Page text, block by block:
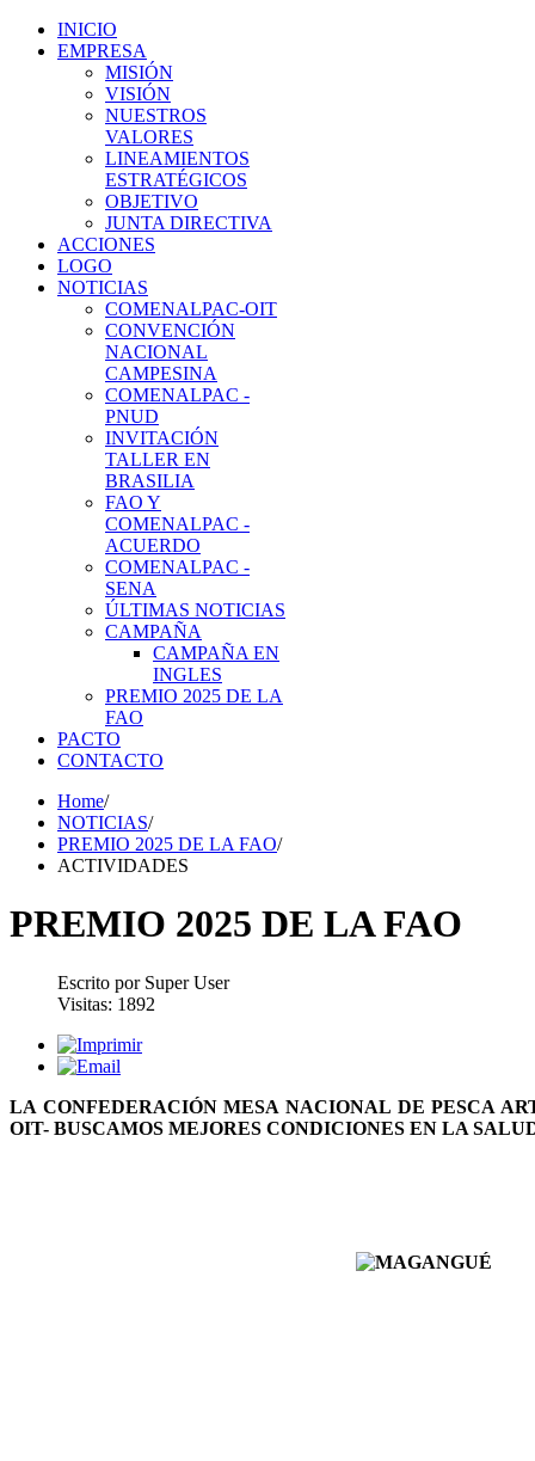
INICIO
EMPRESA
MISIÓN
VISIÓN
NUESTROS
VALORES
LINEAMIENTOS
ESTRATÉGICOS
OBJETIVO
JUNTA DIRECTIVA
ACCIONES
LOGO
NOTICIAS
COMENALPAC-OIT
CONVENCIÓN
NACIONAL
CAMPESINA
COMENALPAC -
PNUD
INVITACIÓN
TALLER EN
BRASILIA
FAO Y
COMENALPAC -
ACUERDO
COMENALPAC -
SENA
ÚLTIMAS NOTICIAS
CAMPAÑA
CAMPAÑA EN
INGLES
PREMIO 2025 DE LA
FAO
PACTO
CONTACTO
Home/
NOTICIAS/
PREMIO 2025 DE LA FAO/
ACTIVIDADES
PREMIO 2025 DE LA FAO
Escrito por Super User
Visitas: 1892
LA CONFEDERACIÓN MESA NACIONAL DE PESCA
OIT- BUSCAMOS MEJORES CONDICIONES EN LA